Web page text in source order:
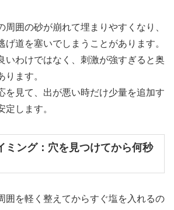
周囲の砂が崩れて埋まりやすくなり、
げ道を塞いでしまうことがあります。
いわけではなく、刺激が強すぎると奥
ります。
を見て、出が悪い時だけ少量を追加す
定します。
ミング：穴を見つけてから何秒
囲を軽く整えてからすぐ塩を入れるの